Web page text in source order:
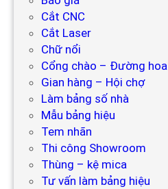
Cắt CNC
Cắt Laser
Chữ nổi
Cổng chào – Đường hoa
Gian hàng – Hội chợ
Làm bảng số nhà
Mẫu bảng hiệu
Tem nhãn
Thi công Showroom
Thùng – kệ mica
Tư vấn làm bảng hiệu